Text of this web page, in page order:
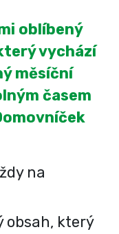
oblíbený
vychází
měsíční
časem
na
obsah, který